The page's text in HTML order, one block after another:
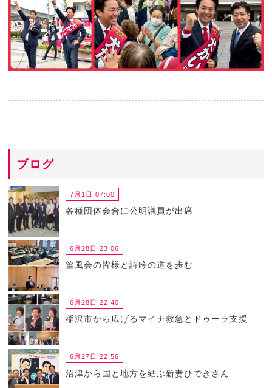
ブログ
7月1日 07:00
各種団体会合に公明議員が出席
6月28日 23:06
篁風会の皆様と詩吟の道を歩む
6月28日 22:40
稲沢市から広げるマイナ救急とドゥーラ支援
6月27日 22:56
沼津から国と地方を結ぶ新妻ひできさん